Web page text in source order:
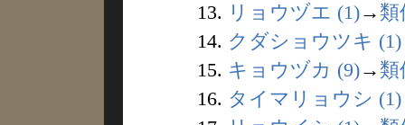
13. リョウヅエ (1)→ 類
14. クダショウツキ (1)
15. キョウヅカ (9)→ 類
16. タイマリョウシ (1)